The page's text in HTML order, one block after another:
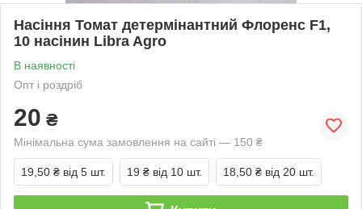
Насіння Томат детермінантний Флоренс F1,
10 насінин Libra Agro
В наявності
Опт і роздріб
20 ₴
Мінімальна сума замовлення на сайті — 150 ₴
19,50 ₴ від 5 шт. 19 ₴ від 10 шт. 18,50 ₴ від 20 шт.